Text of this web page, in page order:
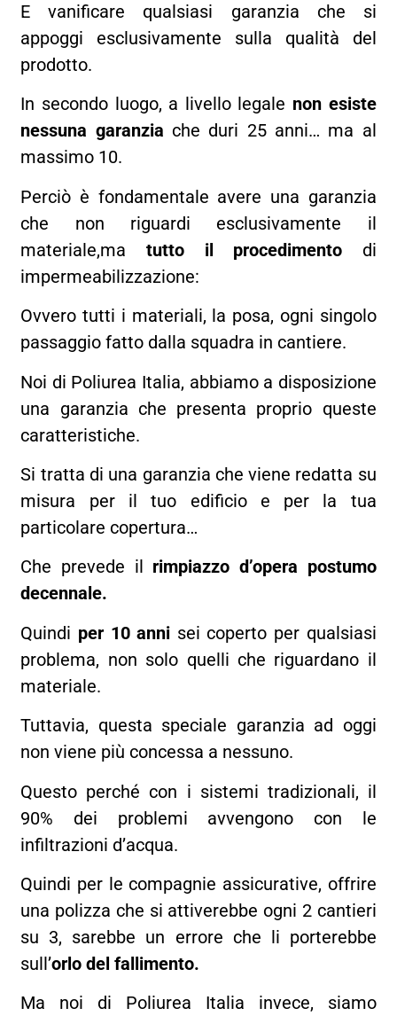
E vanificare qualsiasi garanzia che si
appoggi esclusivamente sulla qualità del
prodotto.
In secondo luogo, a livello legale non esiste
nessuna garanzia che duri 25 anni… ma al
massimo 10.
Perciò è fondamentale avere una garanzia
che non riguardi esclusivamente il
materiale,ma tutto il procedimento di
impermeabilizzazione:
Ovvero tutti i materiali, la posa, ogni singolo
passaggio fatto dalla squadra in cantiere.
Noi di Poliurea Italia, abbiamo a disposizione
una garanzia che presenta proprio queste
caratteristiche.
Si tratta di una garanzia che viene redatta su
misura per il tuo edificio e per la tua
particolare copertura…
Che prevede il rimpiazzo d’opera postumo
decennale.
Quindi per 10 anni sei coperto per qualsiasi
problema, non solo quelli che riguardano il
materiale.
Tuttavia, questa speciale garanzia ad oggi
non viene più concessa a nessuno.
Questo perché con i sistemi tradizionali, il
90% dei problemi avvengono con le
infiltrazioni d’acqua.
Quindi per le compagnie assicurative, offrire
una polizza che si attiverebbe ogni 2 cantieri
su 3, sarebbe un errore che li porterebbe
sull’orlo del fallimento.
Ma noi di Poliurea Italia invece, siamo